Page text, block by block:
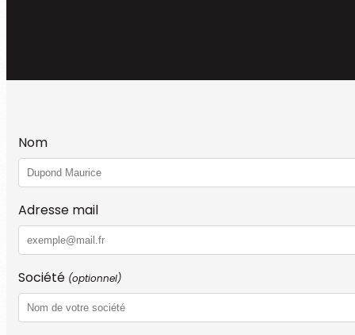
Nom
Adresse mail
Société (optionnel)